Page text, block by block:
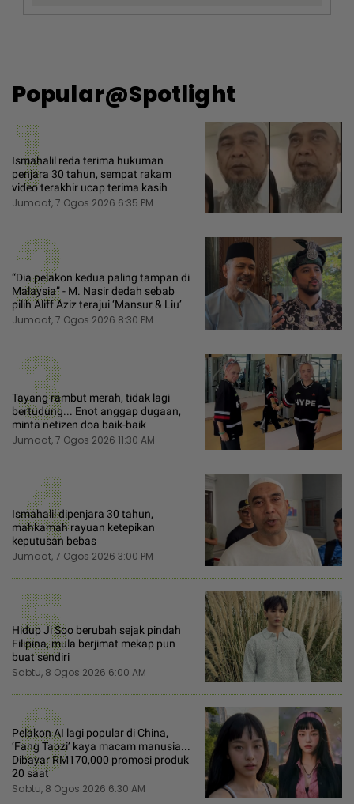
Popular@Spotlight
1
Ismahalil reda terima hukuman
penjara 30 tahun, sempat rakam
video terakhir ucap terima kasih
Jumaat, 7 Ogos 2026 6:35 PM
2
“Dia pelakon kedua paling tampan di
Malaysia” - M. Nasir dedah sebab
pilih Aliff Aziz terajui ‘Mansur & Liu’
Jumaat, 7 Ogos 2026 8:30 PM
3
Tayang rambut merah, tidak lagi
bertudung... Enot anggap dugaan,
minta netizen doa baik-baik
Jumaat, 7 Ogos 2026 11:30 AM
4
Ismahalil dipenjara 30 tahun,
mahkamah rayuan ketepikan
keputusan bebas
Jumaat, 7 Ogos 2026 3:00 PM
5
Hidup Ji Soo berubah sejak pindah
Filipina, mula berjimat mekap pun
buat sendiri
Sabtu, 8 Ogos 2026 6:00 AM
6
Pelakon AI lagi popular di China,
‘Fang Taozi’ kaya macam manusia...
Dibayar RM170,000 promosi produk
20 saat
Sabtu, 8 Ogos 2026 6:30 AM